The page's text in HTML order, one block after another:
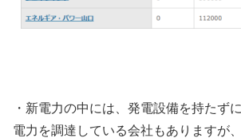
・新電力の中には、発電設備を持たず
電力を調達している会社もありますが